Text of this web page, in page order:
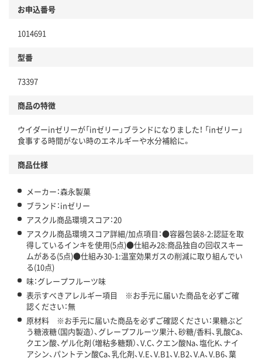
本体
仕組
この商品の環境配慮ポイントです。下記商品詳細「
アスクル商品環境スコア詳細／加点項目
」で確認できます。
お申込番号
1014691
型番
73397
商品の特徴
ウイダーinゼリーが「inゼリー」ブランドになりました！ 「inゼリー」
食事する時間がない時のエネルギーや水分補給に。
商品仕様
メーカー：森永製菓
ブランド：inゼリー
アスクル商品環境スコア：20
アスクル商品環境スコア詳細/加点項目：●容器包装8-2:認証を取
得しているインキを使用(5点)●仕組み28:商品独自の回収スキー
ムがある(5点)●仕組み30-1:温室効果ガスの削減に取り組んでい
る(10点)
味：グレープフルーツ味
表示すべきアレルギー項目 ※お手元に届いた商品を必ずご確
認ください：無
原材料 ※お手元に届いた商品を必ずご確認ください：果糖ぶど
う糖液糖（国内製造）、グレープフルーツ果汁、砂糖/香料、乳酸Ca、
クエン酸、ゲル化剤（増粘多糖類）、V.C、クエン酸Na、塩化K、ナイ
アシン、パントテン酸Ca、乳化剤、V.E、V.B1、V.B2、V.A、V.B6、葉